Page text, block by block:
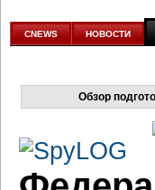
аналитике
CNEWS НОВОСТИ
Обзор